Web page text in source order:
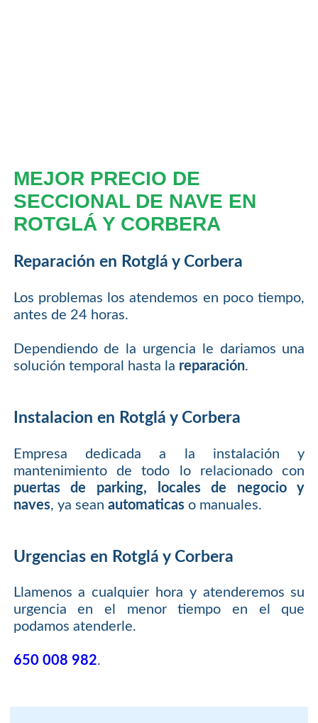
MEJOR PRECIO DE
SECCIONAL DE NAVE EN
ROTGLÁ Y CORBERA
Reparación en Rotglá y Corbera
Los problemas los atendemos en poco tiempo,
antes de 24 horas.
Dependiendo de la urgencia le dariamos una
solución temporal hasta la reparación.
Instalacion en Rotglá y Corbera
Empresa dedicada a la instalación y
mantenimiento de todo lo relacionado con
puertas de parking, locales de negocio y
naves, ya sean automaticaso manuales.
Urgencias en Rotglá y Corbera
Llamenos a cualquier hora y atenderemos su
urgencia en el menor tiempo en el que
podamos atenderle.
650 008 982.